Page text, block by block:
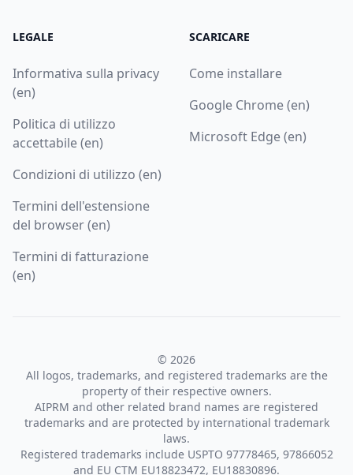
LEGALE
Informativa sulla privacy
(en)
Politica di utilizzo
accettabile (en)
Condizioni di utilizzo (en)
Termini dell'estensione
del browser (en)
Termini di fatturazione
(en)
SCARICARE
Come installare
Google Chrome (en)
Microsoft Edge (en)
© 2026
All logos, trademarks, and registered trademarks are the
property of their respective owners.
AIPRM and other related brand names are registered
trademarks and are protected by international trademark
laws.
Registered trademarks include USPTO 97778465, 97866052
and EU CTM EU18823472, EU18830896.